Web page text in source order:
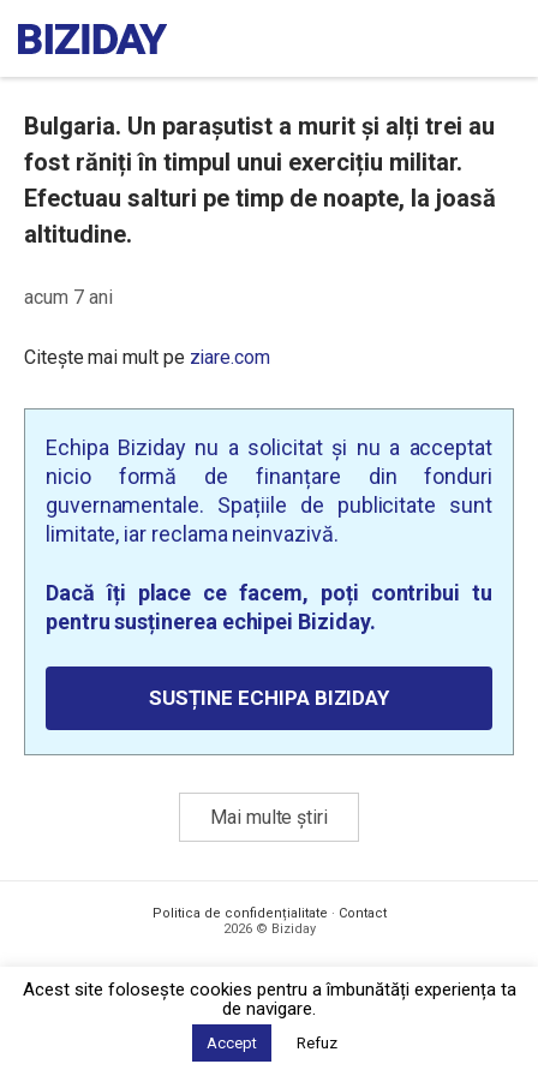
Bulgaria. Un parașutist a murit și alți trei au
fost răniți în timpul unui exercițiu militar.
Efectuau salturi pe timp de noapte, la joasă
altitudine.
acum 7 ani
Citește mai mult pe ziare.com
Echipa Biziday nu a solicitat și nu a acceptat
nicio formă de finanțare din fonduri
guvernamentale. Spațiile de publicitate sunt
limitate, iar reclama neinvazivă.
Dacă îți place ce facem, poți contribui tu
pentru susținerea echipei Biziday.
SUSȚINE ECHIPA BIZIDAY
Mai multe știri
Politica de confidențialitate · Contact
2026 © Biziday
Acest site foloseşte cookies pentru a îmbunătăți experiența ta
de navigare.
Accept Refuz